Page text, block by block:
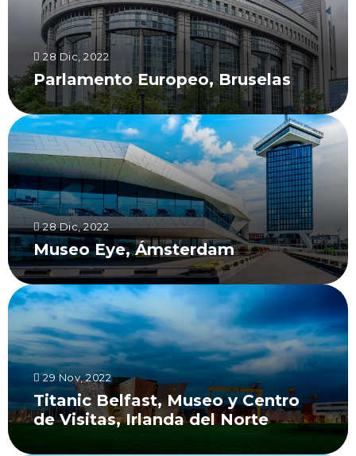
28 Dic, 2022
Parlamento Europeo, Bruselas
28 Dic, 2022
Museo Eye, Ámsterdam
29 Nov, 2022
Titanic Belfast, Museo y Centro
de Visitas, Irlanda del Norte